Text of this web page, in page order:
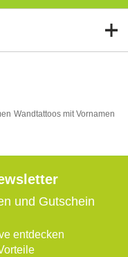
Wandtattoos mit Vornamen
und Gutschein
entdecken